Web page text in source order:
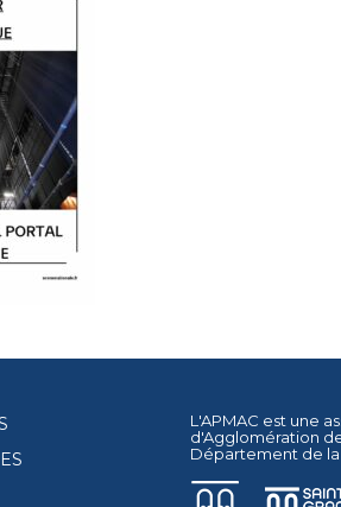
L'APMAC est une
d'Agglomération
Département de